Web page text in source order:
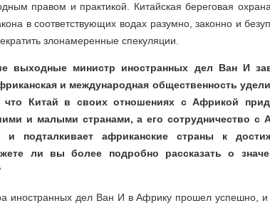
правом и практикой. Китайская береговая
в соответствующих водах разумно, законно и
злонамеренные спекуляции.
выходные министр иностранных дел Ван И
и международная общественность
что Китай в своих отношениях с Африкой
и малыми странами, а его сотрудничество с
и подталкивает африканские страны к
ли вы более подробно рассказать о
иностранных дел Ван И в Африку прошел успешно, и